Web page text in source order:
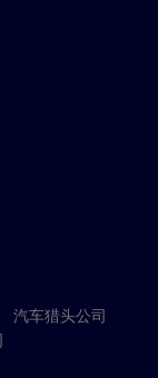
汽车猎头公司